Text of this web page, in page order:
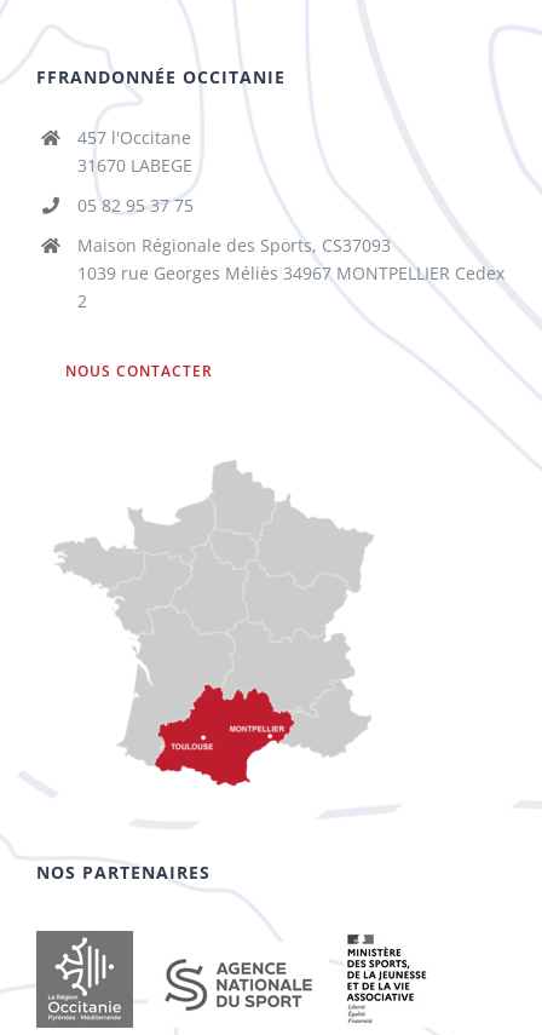
FFRANDONNÉE OCCITANIE
457 l'Occitane
31670 LABEGE
05 82 95 37 75
Maison Régionale des Sports, CS37093
1039 rue Georges Méliès 34967 MONTPELLIER Cedex
2
NOUS CONTACTER
NOS PARTENAIRES